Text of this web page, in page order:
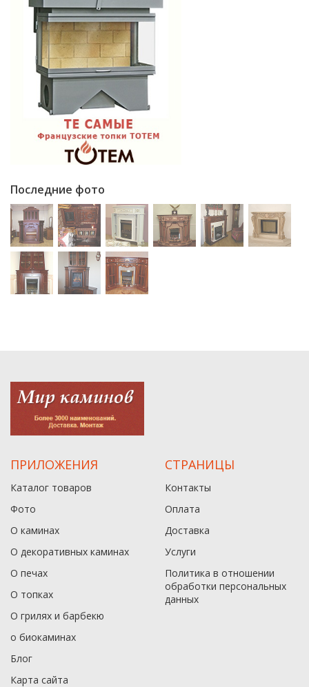
Последние фото
ПРИЛОЖЕНИЯ
Каталог товаров
Фото
О каминах
О декоративных каминах
О печах
О топках
О грилях и барбекю
о биокаминах
Блог
Карта сайта
СТРАНИЦЫ
Контакты
Оплата
Доставка
Услуги
Политика в отношении
обработки персональных
данныx